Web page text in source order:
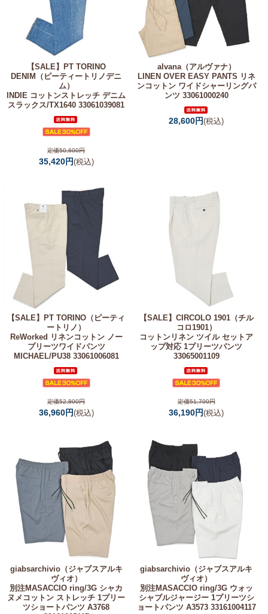
【SALE】
PT TORINO
DENIM（ピーティートリノデニ
ム）
INDIE コットンストレッチ デニム
スラックス/TX1640 33061039081
定価50,600円
35,420円(税込)
alvana（アルヴァナ）
LINEN OVER EASY PANTS リネ
ンコットン ワイドシャーリングパ
ンツ 33061000240
28,600円(税込)
【SALE】
PT TORINO（ピーティ
ートリノ）
ReWorked リネンコットン ノー
プリーツワイドパンツ
MICHAEL/PU38 33061006081
定価52,800円
36,960円(税込)
【SALE】 CIRCOLO 1901（チル
コロ1901）
コットンリネン ツイル セットア
ップ対応 1プリーツパンツ
33065001109
定価51,700円
36,190円(税込)
giabsarchivio（ジャブスアルキ
ヴィオ）
別注MASACCIO ring/3G シャカ
ヌメコットン ストレッチ 1プリー
ツショートパンツ A3768
giabsarchivio（ジャブスアルキ
ヴィオ）
別注MASACCIO ring/3G ウォッ
シャブルジャージー 1プリーツシ
ョートパンツ A3573 33161004117